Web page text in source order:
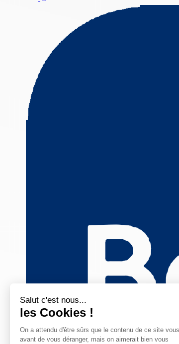
Salut c'est nous...
les Cookies !
On a attendu d'être sûrs que le contenu de ce site
avant de vous déranger, mais on aimerait bien vous